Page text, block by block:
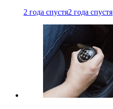
2 года спустя2 года спустя